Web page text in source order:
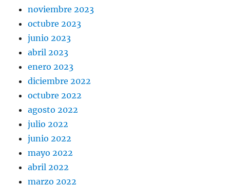
noviembre 2023
octubre 2023
junio 2023
abril 2023
enero 2023
diciembre 2022
octubre 2022
agosto 2022
julio 2022
junio 2022
mayo 2022
abril 2022
marzo 2022